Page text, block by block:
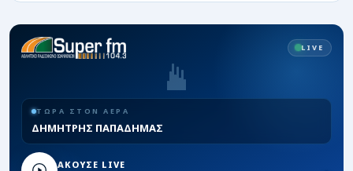
LIVE
ΤΩΡΑ ΣΤΟΝ ΑΕΡΑ
ΔΗΜΗΤΡΗΣ ΠΑΠΑΔΗΜΑΣ
ΑΚΟΥΣΕ LIVE